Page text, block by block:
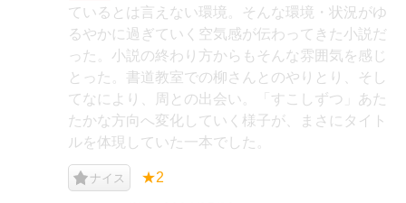
ているとは言えない環境。そんな環境・状況がゆ
るやかに過ぎていく空気感が伝わってきた小説だ
った。小説の終わり方からもそんな雰囲気を感じ
とった。書道教室での柳さんとのやりとり、そし
てなにより、周との出会い。「すこしずつ」あた
たかな方向へ変化していく様子が、まさにタイト
ルを体現していた一本でした。
ナイス ★2